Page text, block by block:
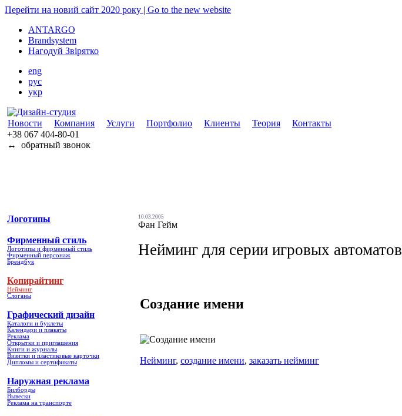
Перейти на новий сайт 2020 року | Go to the new website
ANTARGO
Brandsystem
Нагодуй Звірятко
eng
рус
укр
Новости Компания Услуги Портфолио Клиенты Теория
Контакты
+38 067 404-80-01
↔
обратный звонок
Логотипы
Фирменный стиль
Логотипы и фирменный стиль
Фирменный персонаж
Брендбук
Копирайтинг
Нейминг
Слоганы
Графический дизайн
Каталоги и буклеты
Календари и плакаты
Реклама
Открытки и приглашения
Книги и журналы
Визитки и пластиковые карточки
Дипломы и сертификаты
Наружная реклама
Билборды
Вывески
Реклама на транспорте
10.03.2005
Фан Гейм
Нейминг для серии игровых автоматов
Создание имени
Нейминг, создание имени, заказать нейминг